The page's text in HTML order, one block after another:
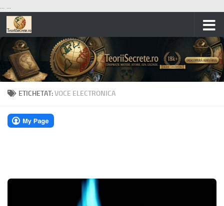
... ...
Skip to content
ETICHETAT:VOCE ELECTRONICA